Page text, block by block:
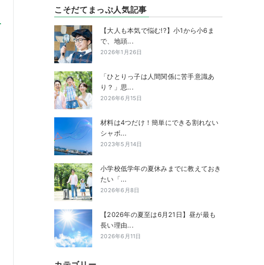
こそだてまっぷ人気記事
【大人も本気で悩む!?】小1から小6ま
で、地頭...
2026年1月26日
「ひとりっ子は人間関係に苦手意識あ
り？」思...
2026年6月15日
材料は4つだけ！簡単にできる割れない
シャボ...
2023年5月14日
小学校低学年の夏休みまでに教えておき
たい「...
2026年6月8日
【2026年の夏至は6月21日】昼が最も
長い理由...
2026年6月11日